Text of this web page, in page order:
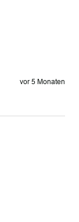
vor 5 Monaten